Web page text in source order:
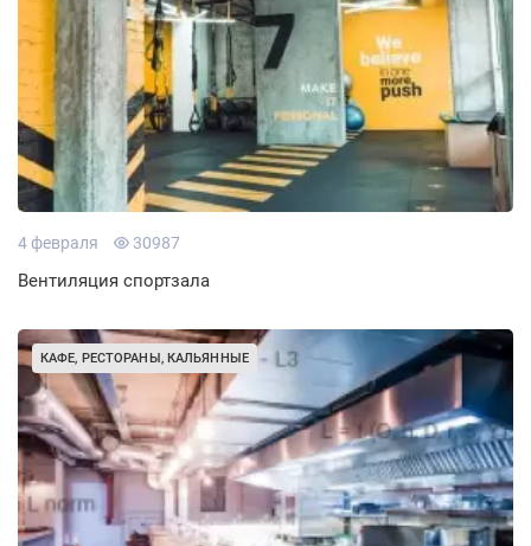
4 февраля 30987
Вентиляция спортзала
КАФЕ, РЕСТОРАНЫ, КАЛЬЯННЫЕ